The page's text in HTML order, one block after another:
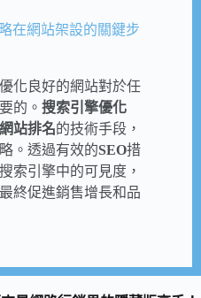
在網站架設的關鍵步
化良好的網站對於任
的。 搜索引擎優化
網站排名的技術手段，
。透過有效的SEO措
索引擎中的可見度，
終促進銷售增長和品